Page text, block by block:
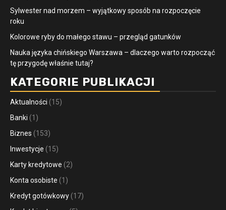
Sylwester nad morzem – wyjątkowy sposób na rozpoczęcie
roku
Kolorowe ryby do małego stawu – przegląd gatunków
Nauka języka chińskiego Warszawa – dlaczego warto rozpocząć
tę przygodę właśnie tutaj?
KATEGORIE PUBLIKACJI
Aktualności (15)
Banki (1)
Biznes (153)
Inwestycje (15)
Karty kredytowe (2)
Konta osobiste (1)
Kredyt gotówkowy (17)